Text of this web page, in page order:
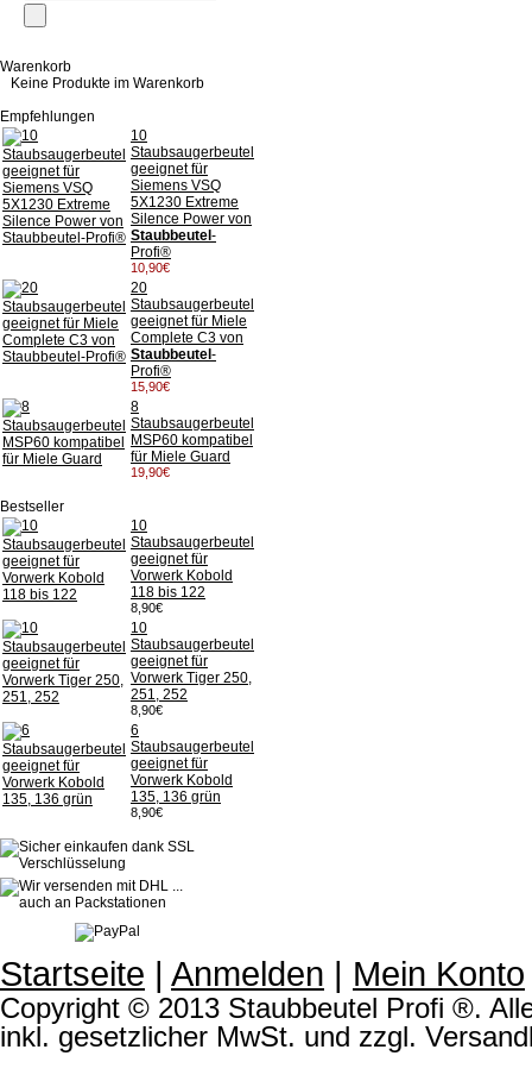
Warenkorb
Keine Produkte im Warenkorb
Empfehlungen
10
Staubsaugerbeutel
geeignet für
Siemens VSQ
5X1230 Extreme
Silence Power von
Staubbeutel -
Profi®
10,90€
20
Staubsaugerbeutel
geeignet für Miele
Complete C3 von
Staubbeutel -
Profi®
15,90€
8
Staubsaugerbeutel
MSP60 kompatibel
für Miele Guard
19,90€
Bestseller
10
Staubsaugerbeutel
geeignet für
Vorwerk Kobold
118 bis 122
8,90€
10
Staubsaugerbeutel
geeignet für
Vorwerk Tiger 250,
251, 252
8,90€
6
Staubsaugerbeutel
geeignet für
Vorwerk Kobold
135, 136 grün
8,90€
Startseite | Anmelden | Mein Konto
Copyright © 2013 Staubbeutel Profi ®.
inkl. gesetzlicher MwSt. und zzgl.